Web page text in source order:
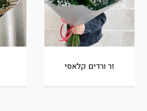
זר ורדים קלאסי